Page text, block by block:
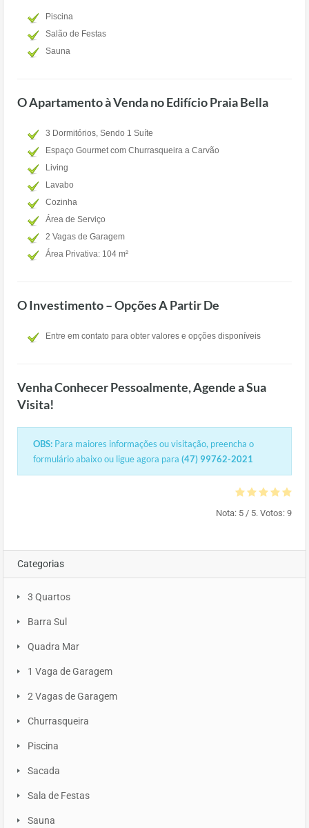
Piscina
Salão de Festas
Sauna
O Apartamento à Venda no Edifício Praia Bella
3 Dormitórios, Sendo 1 Suíte
Espaço Gourmet com Churrasqueira a Carvão
Living
Lavabo
Cozinha
Área de Serviço
2 Vagas de Garagem
Área Privativa: 104 m²
O Investimento – Opções A Partir De
Entre em contato para obter valores e opções disponíveis
Venha Conhecer Pessoalmente, Agende a Sua
Visita!
OBS: Para maiores informações ou visitação, preencha o
formulário abaixo ou ligue agora para (47) 99762-2021
Nota: 5 / 5. Votos: 9
Categorias
3 Quartos
Barra Sul
Quadra Mar
1 Vaga de Garagem
2 Vagas de Garagem
Churrasqueira
Piscina
Sacada
Sala de Festas
Sauna